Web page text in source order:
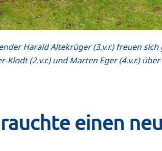
Harald Altekrüger (3.v.r.) freuen
(2.v.r.) und Marten Eger (4.v.r.)
einen